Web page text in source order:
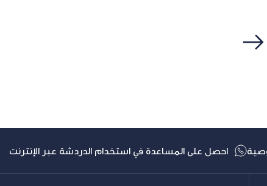
احصل على المساعدة في استخدام الدردشة عبر الإنترنت